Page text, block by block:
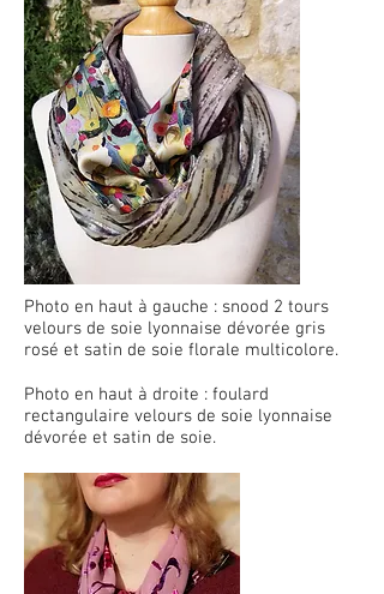
Photo en haut à gauche : snood 2 tours
velours de soie lyonnaise dévorée gris
rosé et satin de soie florale multicolore.
Photo en haut à droite : foulard
rectangulaire velours de soie lyonnaise
dévorée et satin de soie.